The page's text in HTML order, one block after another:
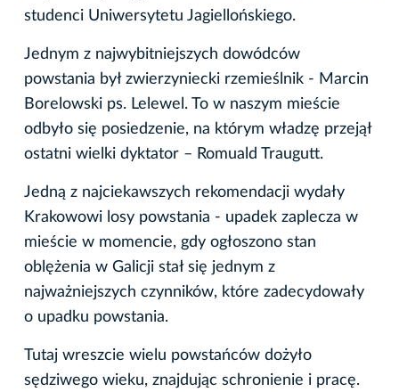
studenci Uniwersytetu Jagiellońskiego.
Jednym z najwybitniejszych dowódców
powstania był zwierzyniecki rzemieślnik - Marcin
Borelowski ps. Lelewel. To w naszym mieście
odbyło się posiedzenie, na którym władzę przejął
ostatni wielki dyktator – Romuald Traugutt.
Jedną z najciekawszych rekomendacji wydały
Krakowowi losy powstania - upadek zaplecza w
mieście w momencie, gdy ogłoszono stan
oblężenia w Galicji stał się jednym z
najważniejszych czynników, które zadecydowały
o upadku powstania.
Tutaj wreszcie wielu powstańców dożyło
sędziwego wieku, znajdując schronienie i pracę.